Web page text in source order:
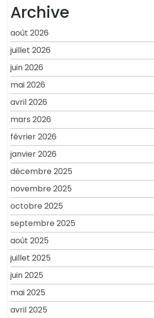
Archive
août 2026
juillet 2026
juin 2026
mai 2026
avril 2026
mars 2026
février 2026
janvier 2026
décembre 2025
novembre 2025
octobre 2025
septembre 2025
août 2025
juillet 2025
juin 2025
mai 2025
avril 2025